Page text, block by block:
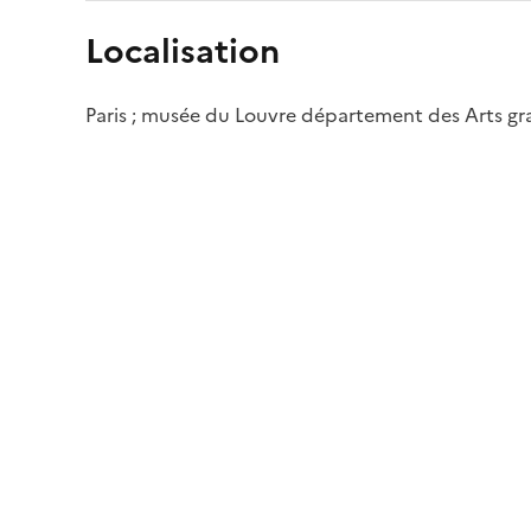
Localisation
Paris ; musée du Louvre département des Arts